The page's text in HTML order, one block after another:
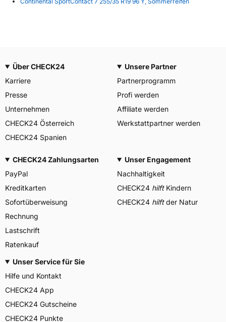
Über CHECK24
Karriere
Presse
Unternehmen
CHECK24 Österreich
CHECK24 Spanien
Unsere Partner
Partnerprogramm
Profi werden
Affiliate werden
Werkstattpartner werden
CHECK24 Zahlungsarten
PayPal
Kreditkarten
Sofortüberweisung
Rechnung
Lastschrift
Ratenkauf
Unser Engagement
Nachhaltigkeit
CHECK24 hilftKindern
CHECK24 hilftder Natur
Unser Service für Sie
Hilfe und Kontakt
CHECK24 App
CHECK24 Gutscheine
CHECK24 Punkte